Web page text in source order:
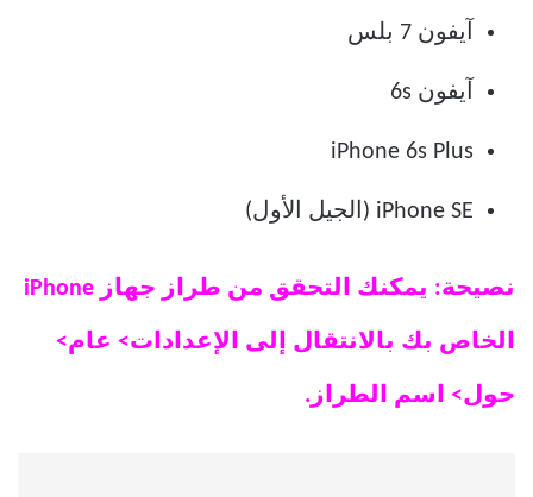
آيفون 7 بلس
آيفون 6s
iPhone 6s Plus
iPhone SE (الجيل الأول)
نصيحة: يمكنك التحقق من طراز جهاز iPhone
الخاص بك بالانتقال إلى الإعدادات> عام>
حول> اسم الطراز.